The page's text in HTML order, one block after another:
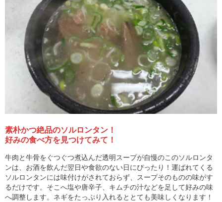
素朴かつ絶品のソルロンタン！
好みの食べ方を見つけてみて！
牛肉と牛骨をぐつぐつ煮込んだ透明スープが自慢のこのソルロンタ
ンは、お酒を飲んだ翌日や食欲のない日にぴったり！運ばれてくる
ソルロンタンには味付けがされておらず、スープそのものの味がす
るだけです。そこへ塩や唐辛子、キムチの汁などを足して好みの味
へ調整します。ネギをたっぷり入れるととても美味しくなります！